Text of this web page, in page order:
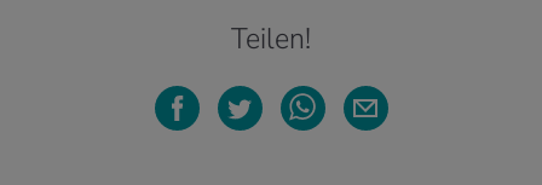
Teilen!